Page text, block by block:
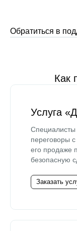
Обратиться в
Как
Услуга
Специалисты
переговоры
его продаже
безопасную
Заказать